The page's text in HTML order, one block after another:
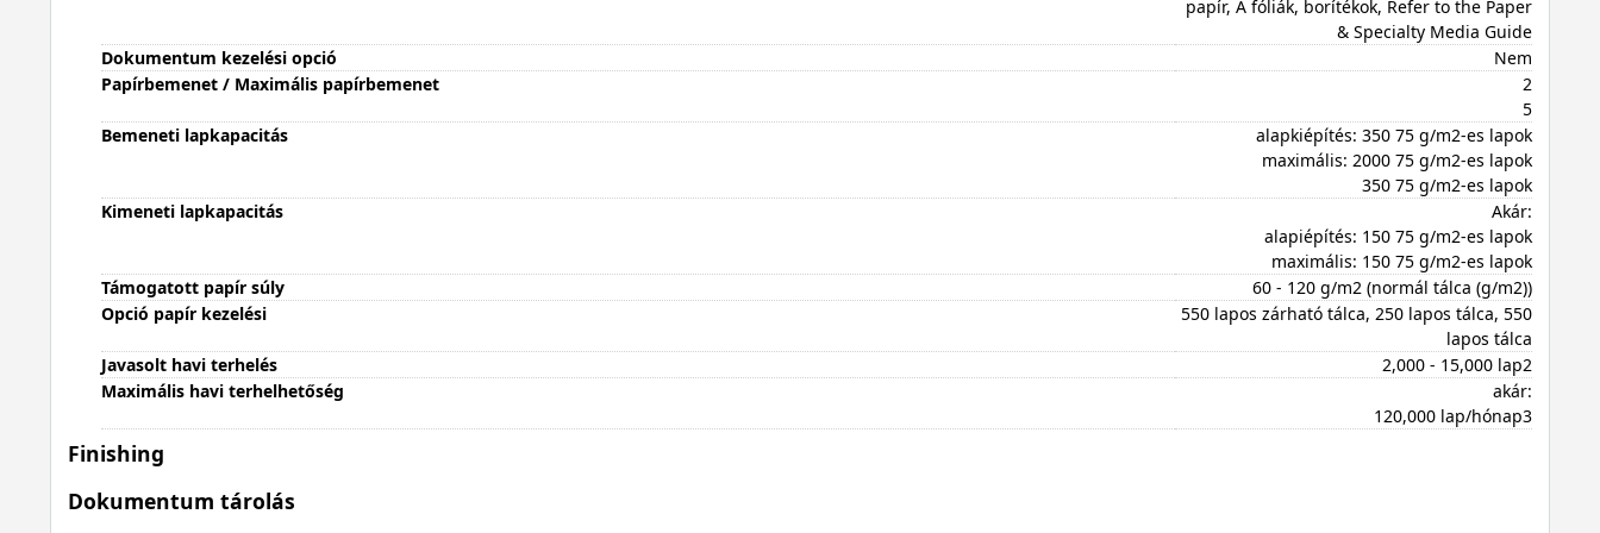
papír, A fóliák, borítékok, Refer to the Paper
& Specialty Media Guide
Dokumentum kezelési opció
Nem
Papírbemenet / Maximális papírbemenet
2
5
Bemeneti lapkapacitás
alapkiépítés: 350 75 g/m2-es lapok
maximális: 2000 75 g/m2-es lapok
350 75 g/m2-es lapok
Kimeneti lapkapacitás
Akár:
alapiépítés: 150 75 g/m2-es lapok
maximális: 150 75 g/m2-es lapok
Támogatott papír súly
60 - 120 g/m2 (normál tálca (g/m2))
Opció papír kezelési
550 lapos zárható tálca, 250 lapos tálca, 550
lapos tálca
Javasolt havi terhelés
2,000 - 15,000 lap2
Maximális havi terhelhetőség
akár:
120,000 lap/hónap3
Finishing
Dokumentum tárolás